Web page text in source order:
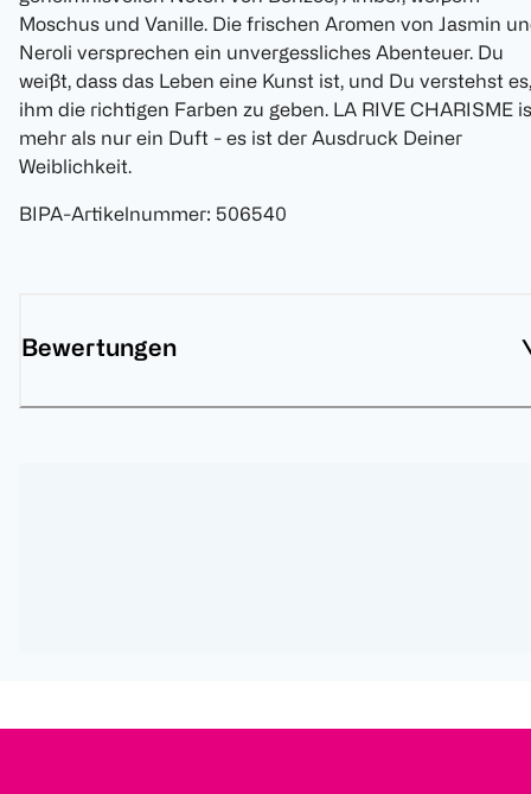
Moschus und Vanille. Die frischen Aromen von Jasmin
Neroli versprechen ein unvergessliches Abenteuer. Du
weißt, dass das Leben eine Kunst ist, und Du verstehst es,
ihm die richtigen Farben zu geben. LA RIVE CHARISME
mehr als nur ein Duft - es ist der Ausdruck Deiner
Weiblichkeit.
BIPA-Artikelnummer: 506540
Bewertungen